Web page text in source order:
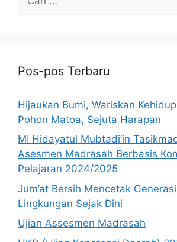
Pos-pos Terbaru
Hijaukan Bumi, Wariskan
Pohon Matoa, Sejuta Harapan
MI Hidayatul Mubtadi’in
Asesmen Madrasah Berbasis
Pelajaran 2024/2025
Jum’at Bersih Mencetak
Lingkungan Sejak Dini
Ujian Assesmen Madrasah